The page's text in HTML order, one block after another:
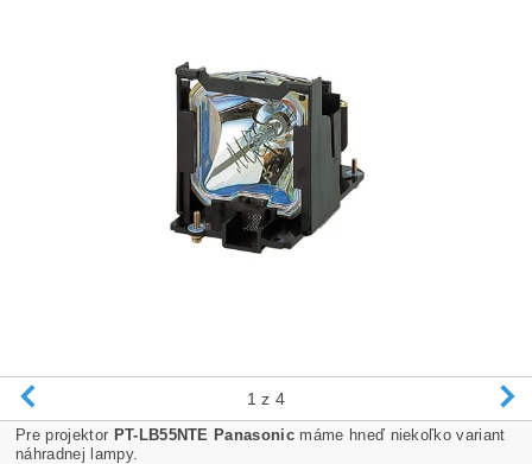
1 z 4
Pre projektor PT-LB55NTE Panasonicmáme hneď niekoľko variant
náhradnej lampy.